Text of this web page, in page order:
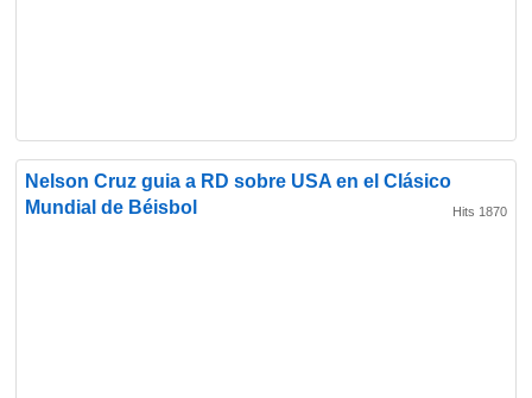
Nelson Cruz guia a RD sobre USA en el Clásico
Mundial de Béisbol
Hits 1870